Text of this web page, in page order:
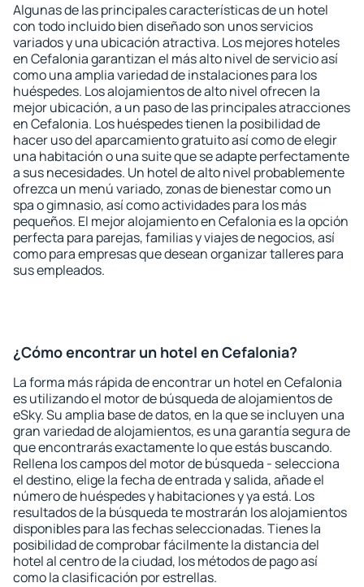
Algunas de las principales características de un hotel
con todo incluido bien diseñado son unos servicios
variados y una ubicación atractiva. Los mejores hoteles
en Cefalonia garantizan el más alto nivel de servicio así
como una amplia variedad de instalaciones para los
huéspedes. Los alojamientos de alto nivel ofrecen la
mejor ubicación, a un paso de las principales atracciones
en Cefalonia. Los huéspedes tienen la posibilidad de
hacer uso del aparcamiento gratuito así como de elegir
una habitación o una suite que se adapte perfectamente
a sus necesidades. Un hotel de alto nivel probablemente
ofrezca un menú variado, zonas de bienestar como un
spa o gimnasio, así como actividades para los más
pequeños. El mejor alojamiento en Cefalonia es la opción
perfecta para parejas, familias y viajes de negocios, así
como para empresas que desean organizar talleres para
sus empleados.
¿Cómo encontrar un hotel en Cefalonia?
La forma más rápida de encontrar un hotel en Cefalonia
es utilizando el motor de búsqueda de alojamientos de
eSky. Su amplia base de datos, en la que se incluyen una
gran variedad de alojamientos, es una garantía segura de
que encontrarás exactamente lo que estás buscando.
Rellena los campos del motor de búsqueda - selecciona
el destino, elige la fecha de entrada y salida, añade el
número de huéspedes y habitaciones y ya está. Los
resultados de la búsqueda te mostrarán los alojamientos
disponibles para las fechas seleccionadas. Tienes la
posibilidad de comprobar fácilmente la distancia del
hotel al centro de la ciudad, los métodos de pago así
como la clasificación por estrellas.